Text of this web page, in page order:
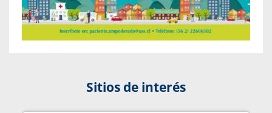
Sitios de interés